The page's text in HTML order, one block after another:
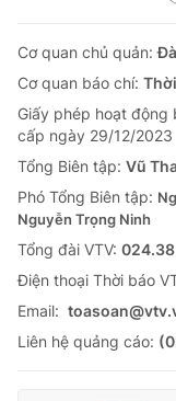
Cơ quan chủ quản:
Cơ quan báo chí:
Giấy phép hoạt động
cấp ngày 29/12/2023
Tổng Biên tập: Vũ
Phó Tổng Biên tập:
Nguyễn Trọng Ninh
Tổng đài VTV:
Ðiện thoại Thời báo
Email:
Liên hệ quảng cáo: